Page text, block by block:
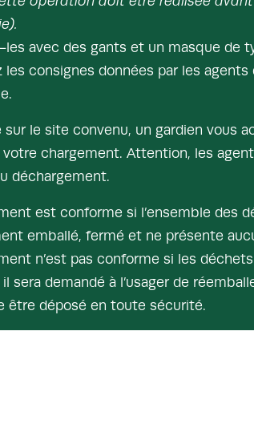
les avec des gants et un masque de
les consignes données par les agents
sur le site convenu, un gardien vous
chargement. Attention, les
déchargement.
est conforme si l’ensemble des
emballé, fermé et ne présente
n’est pas conforme si les
sera demandé à l’usager de
être déposé en toute sécurité.